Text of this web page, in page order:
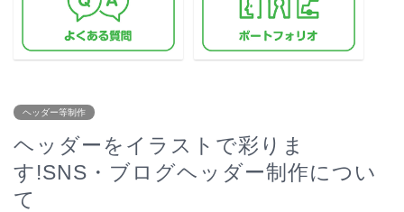
ヘッダー等制作
ヘッダーをイラストで彩りま
す!SNS・ブログヘッダー制作につい
て